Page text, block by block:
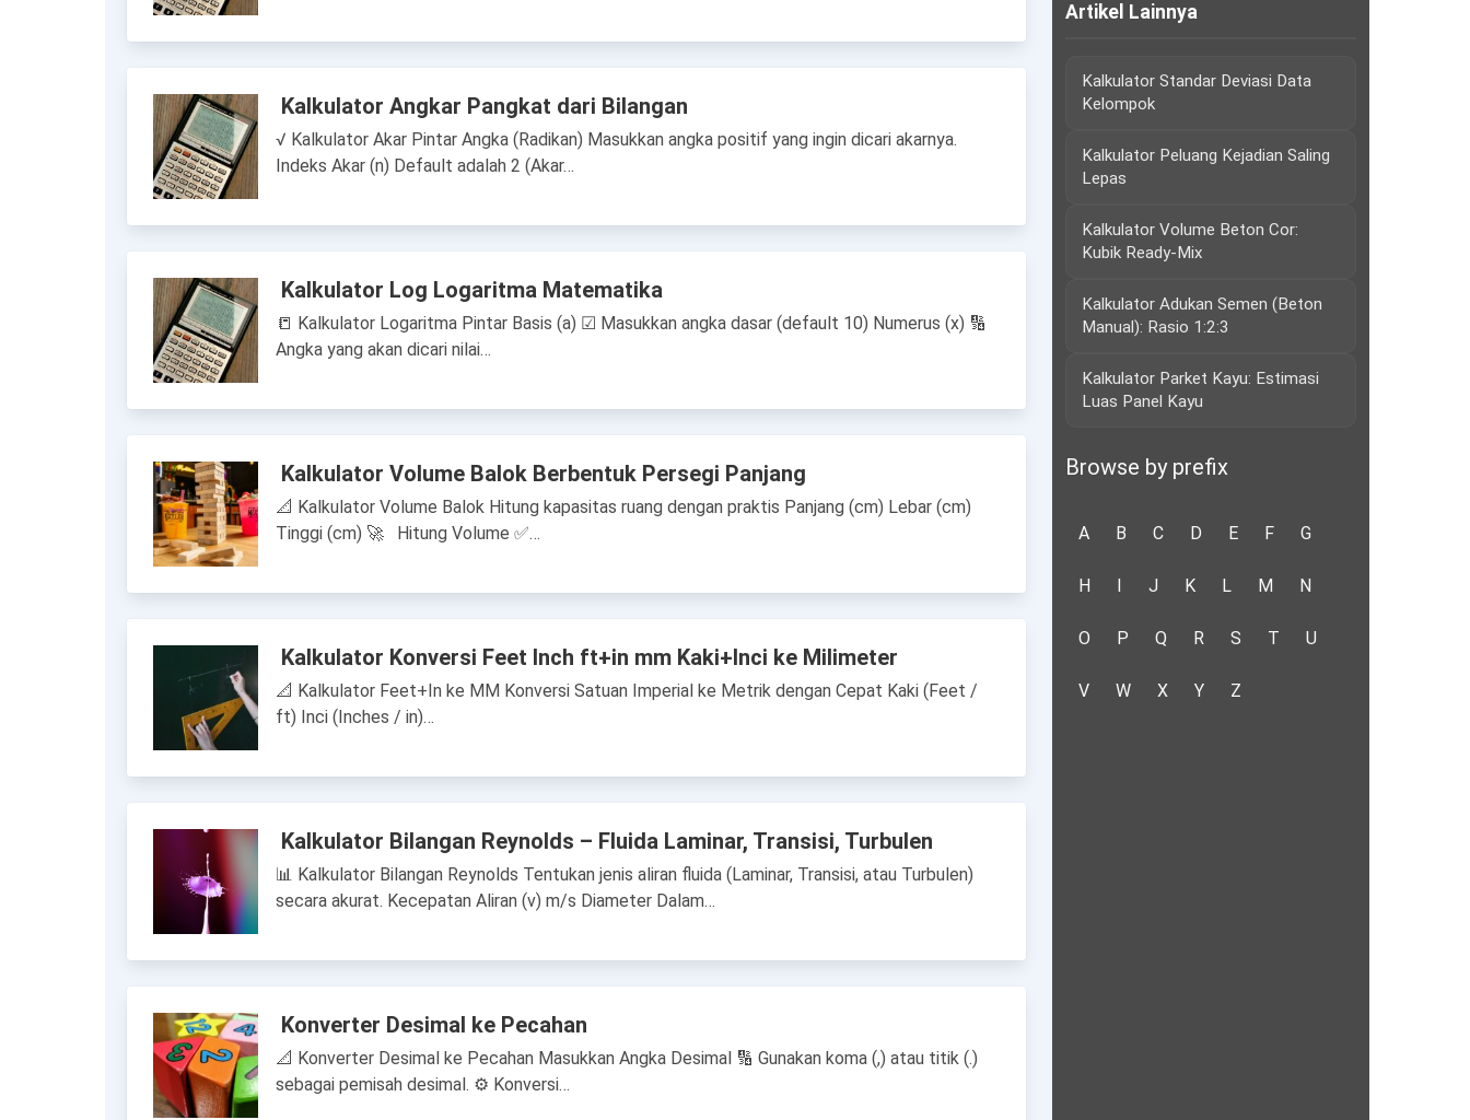
Kalkulator Angkar Pangkat dari Bilangan
√ Kalkulator Akar Pintar Angka (Radikan) Masukkan angka positif yang ingin dicari akarnya.
Indeks Akar (n) Default adalah 2 (Akar…
Kalkulator Log Logaritma Matematika
📒 Kalkulator Logaritma Pintar Basis (a) ☑ Masukkan angka dasar (default 10) Numerus (x) 🔢
Angka yang akan dicari nilai…
Kalkulator Volume Balok Berbentuk Persegi Panjang
📐 Kalkulator Volume Balok Hitung kapasitas ruang dengan praktis Panjang (cm) Lebar (cm)
Tinggi (cm) 🚀 Hitung Volume ✅…
Kalkulator Konversi Feet Inch ft+in mm Kaki+Inci ke Milimeter
📐 Kalkulator Feet+In ke MM Konversi Satuan Imperial ke Metrik dengan Cepat Kaki (Feet /
ft) Inci (Inches / in)…
Kalkulator Bilangan Reynolds – Fluida Laminar, Transisi, Turbulen
📊 Kalkulator Bilangan Reynolds Tentukan jenis aliran fluida (Laminar, Transisi, atau Turbulen)
secara akurat. Kecepatan Aliran (v) m/s Diameter Dalam…
Konverter Desimal ke Pecahan
📐 Konverter Desimal ke Pecahan Masukkan Angka Desimal 🔢 Gunakan koma (,) atau titik (.)
sebagai pemisah desimal. ⚙ Konversi…
Artikel Lainnya
Kalkulator Standar Deviasi Data
Kelompok
Kalkulator Peluang Kejadian Saling
Lepas
Kalkulator Volume Beton Cor:
Kubik Ready-Mix
Kalkulator Adukan Semen (Beton
Manual): Rasio 1:2:3
Kalkulator Parket Kayu: Estimasi
Luas Panel Kayu
Browse by prefix
A B C D E F G
H I J K L M N
O P Q R S T U
V W X Y Z